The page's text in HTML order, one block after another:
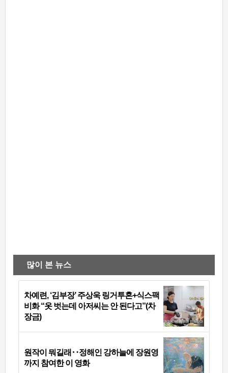
많이 본 뉴스
차예련, ‘김부장’ 주상욱 링거투혼+식스팩
비화 “옷 벗는데 아저씨는 안 된다고”(차
장금)
원작이 뭐길래‥정해인 강하늘에 장원영
까지 참여한 이 영화